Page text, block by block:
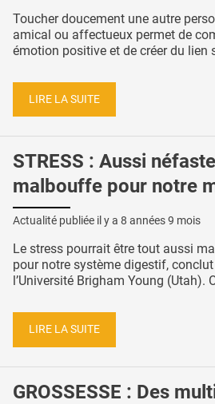
Toucher doucement une autre
amical ou affectueux permet de
émotion positive et de créer du lien
LIRE LA SUITE
STRESS : Aussi
malbouffe pour notre
Actualité publiée il y a 8 années 9 mois
Le stress pourrait être tout aussi
pour notre système digestif,
l’Université Brigham Young (Utah).
LIRE LA SUITE
GROSSESSE : Des